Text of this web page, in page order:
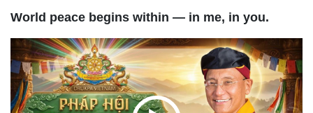
World peace begins within — in me, in you.